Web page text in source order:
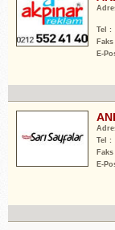
Tel :
Faks
E-
Tel :
Faks
E-